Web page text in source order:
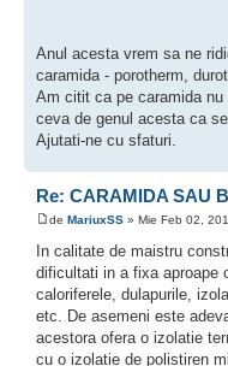
Anul acesta vrem sa ne
caramida - porotherm,
Am citit ca pe caramida
ceva de genul acesta ca
Ajutati-ne cu sfaturi.
Re: CARAMIDA SAU
de MariuxSS » Mie Feb 02,
In calitate de maistru
dificultati in a fixa aproape
caloriferele, dulapurile,
etc. De asemeni este
acestora ofera o izolatie
cu o izolatie de polistiren